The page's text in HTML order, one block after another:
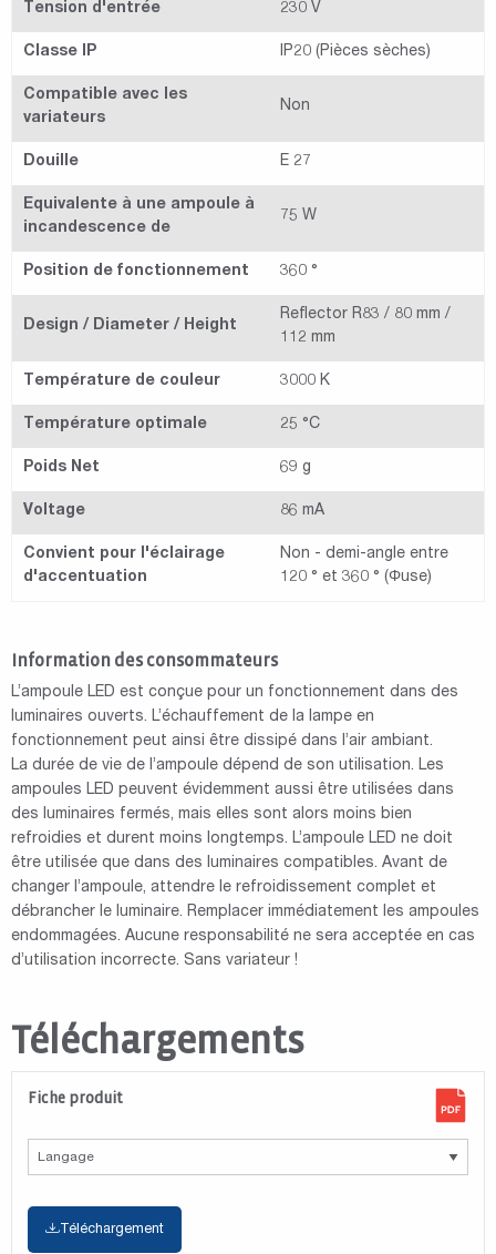
Tension d'entrée 230 V
Classe IP IP20 (Pièces sèches)
Compatible avec les
variateurs
Non
Douille E 27
Equivalente à une ampoule à
incandescence de
75 W
Position de fonctionnement 360 °
Design / Diameter / Height
Reflector R83 / 80 mm /
112 mm
Température de couleur 3000 K
Température optimale 25 °C
Poids Net 69 g
Voltage 86 mA
Convient pour l'éclairage
d'accentuation
Non - demi-angle entre
120 ° et 360 ° (Φuse)
Information des consommateurs
L’ampoule LED est conçue pour un fonctionnement dans des
luminaires ouverts. L’échauffement de la lampe en
fonctionnement peut ainsi être dissipé dans l’air ambiant.
La durée de vie de l’ampoule dépend de son utilisation. Les
ampoules LED peuvent évidemment aussi être utilisées dans
des luminaires fermés, mais elles sont alors moins bien
refroidies et durent moins longtemps. L’ampoule LED ne doit
être utilisée que dans des luminaires compatibles. Avant de
changer l’ampoule, attendre le refroidissement complet et
débrancher le luminaire. Remplacer immédiatement les ampoules
endommagées. Aucune responsabilité ne sera acceptée en cas
d’utilisation incorrecte. Sans variateur !
Téléchargements
Fiche produit
Téléchargement